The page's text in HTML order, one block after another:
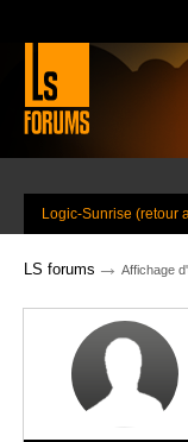
Logic-Sunrise (retour
LS forums → Affichage